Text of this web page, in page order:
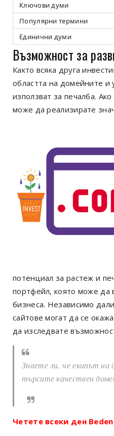
Ключови думи
Популярни термини
Единични думи
Възможност за
Както всяка друга
областта на домейните и
използват за печалба.
може да реализирате
потенциал за растеж и
портфейл, която може да
бизнеса. Независимо
сайтове могат да се
да изследвате
Знаете ли, че екипът на
търсите качествен
Четете всеки ден